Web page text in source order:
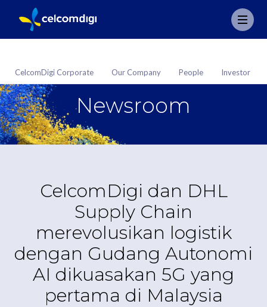
CelcomDigi Corporate Our Company People Investor
Newsroom
CelcomDigi dan DHL
Supply Chain
merevolusikan logistik
dengan Gudang Autonomi
AI dikuasakan 5G yang
pertama di Malaysia